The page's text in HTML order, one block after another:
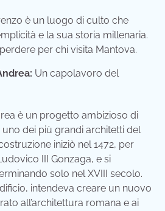
è un luogo di culto che
e la sua storia millenaria.
per chi visita Mantova.
Un capolavoro del
è un progetto ambizioso di
uno dei più grandi architetti del
iniziò nel 1472, per
III Gonzaga, e si
solo nel XVIII secolo.
intendeva creare un nuovo
all’architettura romana e ai